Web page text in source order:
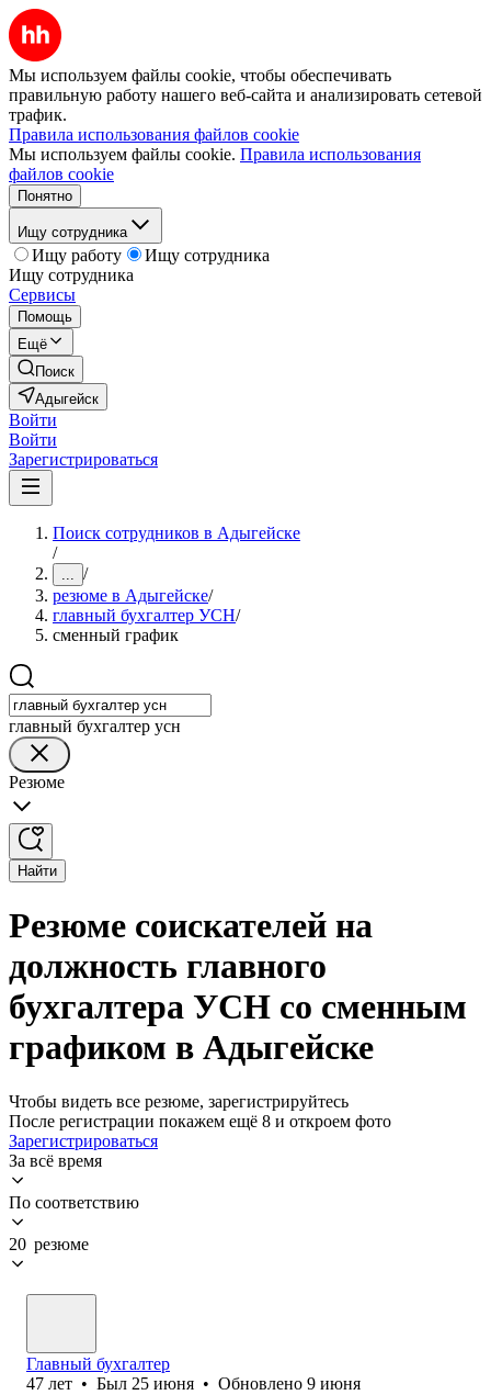
Мы используем файлы cookie, чтобы обеспечивать
правильную работу нашего веб-сайта и анализировать сетевой
трафик.
Правила использования файлов cookie
Мы используем файлы cookie. Правила использования
файлов cookie
Понятно
Ищу сотрудника
Ищу работу
Ищу сотрудника
Ищу сотрудника
Сервисы
Помощь
Ещё
Поиск
Адыгейск
Войти
Войти
Зарегистрироваться
Поиск сотрудников в Адыгейске
/
... /
резюме в Адыгейске/
главный бухгалтер УСН/
сменный график
главный бухгалтер усн
Резюме
Найти
Резюме соискателей на
должность главного
бухгалтера УСН со сменным
графиком в Адыгейске
Чтобы видеть все резюме, зарегистрируйтесь
После регистрации покажем ещё 8 и откроем фото
Зарегистрироваться
За всё время
По соответствию
20 резюме
Главный бухгалтер
47 лет • Был 25 июня • Обновлено 9 июня